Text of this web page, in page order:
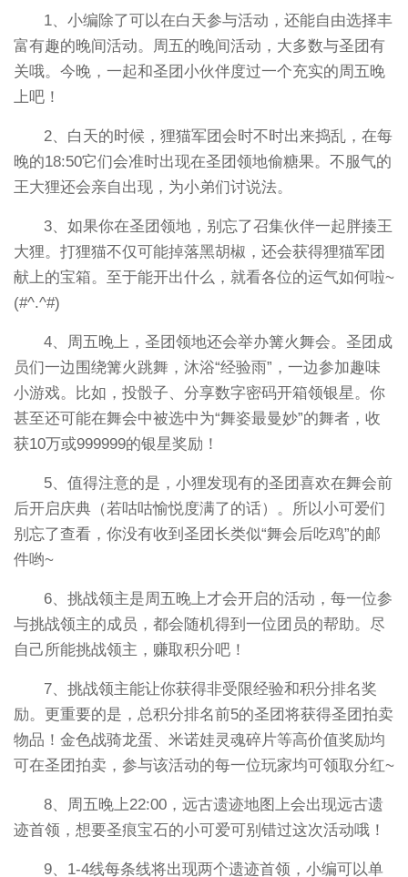
1、小编除了可以在白天参与活动，还能自由选择丰
富有趣的晚间活动。周五的晚间活动，大多数与圣团有
关哦。今晚，一起和圣团小伙伴度过一个充实的周五晚
上吧！
2、白天的时候，狸猫军团会时不时出来捣乱，在每
晚的18:50它们会准时出现在圣团领地偷糖果。不服气的
王大狸还会亲自出现，为小弟们讨说法。
3、如果你在圣团领地，别忘了召集伙伴一起胖揍王
大狸。打狸猫不仅可能掉落黑胡椒，还会获得狸猫军团
献上的宝箱。至于能开出什么，就看各位的运气如何啦~
(#^.^#)
4、周五晚上，圣团领地还会举办篝火舞会。圣团成
员们一边围绕篝火跳舞，沐浴“经验雨”，一边参加趣味
小游戏。比如，投骰子、分享数字密码开箱领银星。你
甚至还可能在舞会中被选中为“舞姿最曼妙”的舞者，收
获10万或999999的银星奖励！
5、值得注意的是，小狸发现有的圣团喜欢在舞会前
后开启庆典（若咕咕愉悦度满了的话）。所以小可爱们
别忘了查看，你没有收到圣团长类似“舞会后吃鸡”的邮
件哟~
6、挑战领主是周五晚上才会开启的活动，每一位参
与挑战领主的成员，都会随机得到一位团员的帮助。尽
自己所能挑战领主，赚取积分吧！
7、挑战领主能让你获得非受限经验和积分排名奖
励。更重要的是，总积分排名前5的圣团将获得圣团拍卖
物品！金色战骑龙蛋、米诺娃灵魂碎片等高价值奖励均
可在圣团拍卖，参与该活动的每一位玩家均可领取分红~
8、周五晚上22:00，远古遗迹地图上会出现远古遗
迹首领，想要圣痕宝石的小可爱可别错过这次活动哦！
9、1-4线每条线将出现两个遗迹首领，小编可以单